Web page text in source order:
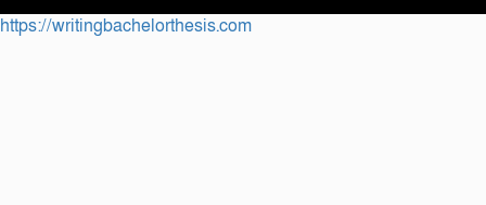
https://writingbachelorthesis.com